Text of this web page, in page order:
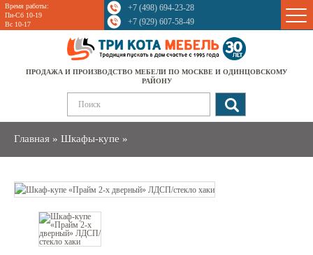
Время работы:
Пн-Сб 10-19
Вс 10-17
+7 (498) 694-23-28
+7 (929) 607-58-49
ПРОДАЖА И ПРОИЗВОДСТВО МЕБЕЛИ ПО МОСКВЕ И ОДИНЦОВСКОМУ
РАЙОНУ
Главная » Шкафы-купе »
Sale